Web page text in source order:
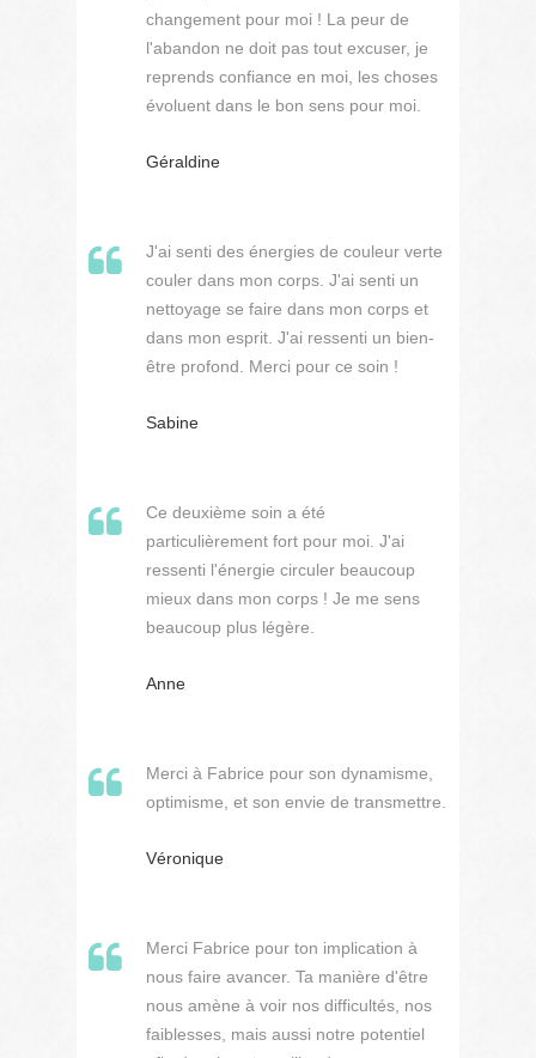
changement pour moi ! La peur de
l'abandon ne doit pas tout excuser, je
reprends confiance en moi, les choses
évoluent dans le bon sens pour moi.
Géraldine
J'ai senti des énergies de couleur verte
couler dans mon corps. J'ai senti un
nettoyage se faire dans mon corps et
dans mon esprit. J'ai ressenti un bien-
être profond. Merci pour ce soin !
Sabine
Ce deuxième soin a été
particulièrement fort pour moi. J'ai
ressenti l'énergie circuler beaucoup
mieux dans mon corps ! Je me sens
beaucoup plus légère.
Anne
Merci à Fabrice pour son dynamisme,
optimisme, et son envie de transmettre.
Véronique
Merci Fabrice pour ton implication à
nous faire avancer. Ta manière d'être
nous amène à voir nos difficultés, nos
faiblesses, mais aussi notre potentiel